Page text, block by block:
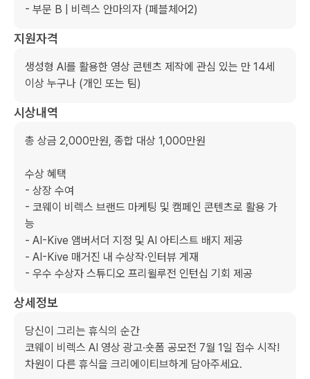
- 부문 B | 비렉스 안마의자 (페블체어2)
지원자격
생성형 AI를 활용한 영상 콘텐츠 제작에 관심 있는 만 14세
이상 누구나 (개인 또는 팀)
시상내역
총 상금 2,000만원, 종합 대상 1,000만원
수상 혜택
- 상장 수여
- 코웨이 비렉스 브랜드 마케팅 및 캠페인 콘텐츠로 활용 가
능
- AI-Kive 앰버서더 지정 및 AI 아티스트 배지 제공
- AI-Kive 매거진 내 수상작·인터뷰 게재
- 우수 수상자 스튜디오 프리윌루전 인턴십 기회 제공
상세정보
당신이 그리는 휴식의 순간
코웨이 비렉스 AI 영상 광고·숏폼 공모전 7월 1일 접수 시작!
차원이 다른 휴식을 크리에이티브하게 담아주세요.